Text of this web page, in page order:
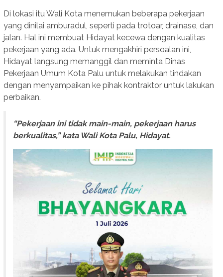
Di lokasi itu Wali Kota menemukan beberapa pekerjaan
yang dinilai amburadul, seperti pada trotoar, drainase, dan
jalan. Hal ini membuat Hidayat kecewa dengan kualitas
pekerjaan yang ada. Untuk mengakhiri persoalan ini,
Hidayat langsung memanggil dan meminta Dinas
Pekerjaan Umum Kota Palu untuk melakukan tindakan
dengan menyampaikan ke pihak kontraktor untuk lakukan
perbaikan.
“Pekerjaan ini tidak main-main, pekerjaan harus
berkualitas,” kata Wali Kota Palu, Hidayat.